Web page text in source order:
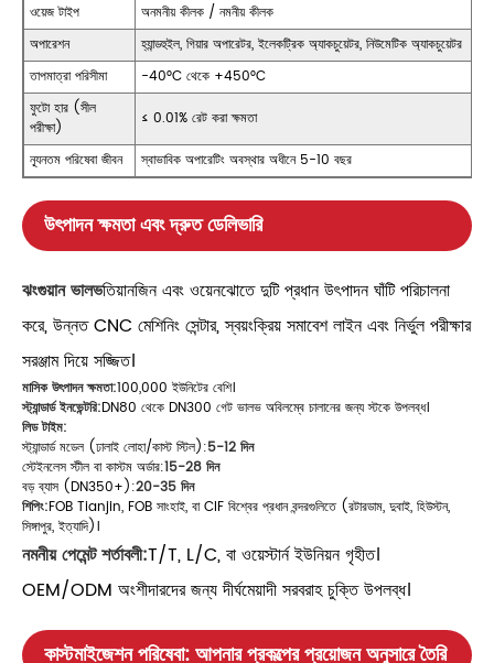
ওয়েজ টাইপ
অনমনীয় কীলক / নমনীয় কীলক
অপারেশন
হ্যান্ডহুইল, গিয়ার অপারেটর, ইলেকট্রিক অ্যাকচুয়েটর, নিউমেটিক অ্যাকচুয়েটর
তাপমাত্রা পরিসীমা
-40°C থেকে +450°C
ফুটো হার (সীল
পরীক্ষা)
≤ 0.01% রেট করা ক্ষমতা
ন্যূনতম পরিষেবা জীবন
স্বাভাবিক অপারেটিং অবস্থার অধীনে 5-10 বছর
উৎপাদন ক্ষমতা এবং দ্রুত ডেলিভারি
ঝংগুয়ান ভালভতিয়ানজিন এবং ওয়েনঝোতে দুটি প্রধান উৎপাদন ঘাঁটি পরিচালনা
করে, উন্নত CNC মেশিনিং সেন্টার, স্বয়ংক্রিয় সমাবেশ লাইন এবং নির্ভুল পরীক্ষার
সরঞ্জাম দিয়ে সজ্জিত।
মাসিক উৎপাদন ক্ষমতা:100,000 ইউনিটের বেশি।
স্ট্যান্ডার্ড ইনভেন্টরি:DN80 থেকে DN300 গেট ভালভ অবিলম্বে চালানের জন্য স্টকে উপলব্ধ।
লিড টাইম:
স্ট্যান্ডার্ড মডেল (ঢালাই লোহা/কাস্ট স্টিল):5-12 দিন
স্টেইনলেস স্টীল বা কাস্টম অর্ডার:15-28 দিন
বড় ব্যাস (DN350+):20-35 দিন
শিপিং:FOB Tianjin, FOB সাংহাই, বা CIF বিশ্বের প্রধান বন্দরগুলিতে (রটারডাম, দুবাই, হিউস্টন,
সিঙ্গাপুর, ইত্যাদি)।
নমনীয় পেমেন্ট শর্তাবলী:T/T, L/C, বা ওয়েস্টার্ন ইউনিয়ন গৃহীত।
OEM/ODM অংশীদারদের জন্য দীর্ঘমেয়াদী সরবরাহ চুক্তি উপলব্ধ।
কাস্টমাইজেশন পরিষেবা: আপনার প্রকল্পের প্রয়োজন অনুসারে তৈরি